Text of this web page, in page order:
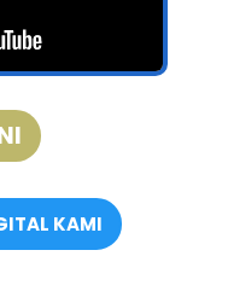
KAMI